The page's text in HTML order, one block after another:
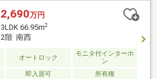
2,690万円
3LDK 66.95m2
2階 南西
オートロック
モニタ付インターホ
ン
即入居可 所有権